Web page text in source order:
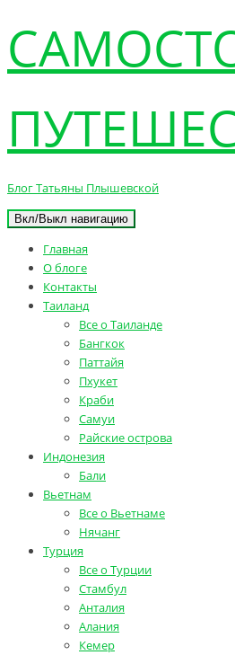
Блог Татьяны Плышевской
Вкл/Выкл навигацию
Главная
О блоге
Контакты
Таиланд
Все о Таиланде
Бангкок
Паттайя
Пхукет
Краби
Самуи
Райские острова
Индонезия
Бали
Вьетнам
Все о Вьетнаме
Нячанг
Турция
Все о Турции
Стамбул
Анталия
Алания
Кемер